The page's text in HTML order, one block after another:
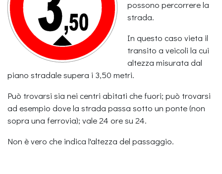
possono percorrere la
strada.
In questo caso vieta il
transito a veicoli la cui
altezza misurata dal
piano stradale supera i 3,50 metri.
Può trovarsi sia nei centri abitati che fuori; può trovarsi
ad esempio dove la strada passa sotto un ponte (non
sopra una ferrovia); vale 24 ore su 24.
Non è vero che indica l'altezza del passaggio.